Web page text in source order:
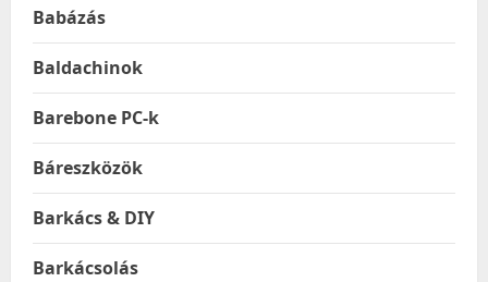
Babázás
Baldachinok
Barebone PC-k
Báreszközök
Barkács & DIY
Barkácsolás